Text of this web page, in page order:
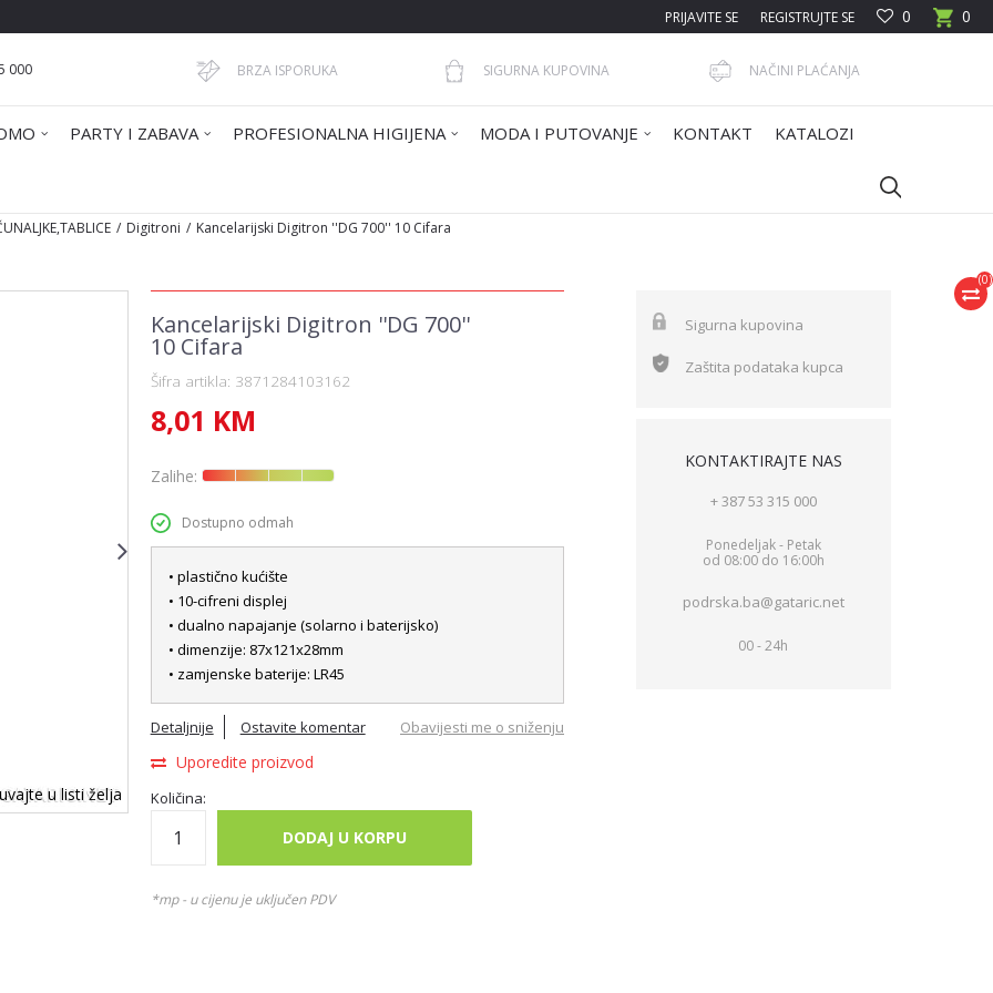
0
0
PRIJAVITE SE REGISTRUJTE SE
000 BRZA ISPORUKA SIGURNA KUPOVINA NAČINI PLAĆANJA
PARTY I ZABAVA PROFESIONALNA HIGIJENA MODA I PUTOVANJE KONTAKT KATALOZI
(0)
Digitroni Kancelarijski Digitron ''DG 700'' 10 Cifara
u listi želja
Kancelarijski Digitron ''DG 700''
10 Cifara
Šifra artikla: 3871284103162
8,01 KM
Zalihe:
Dostupno odmah
• plastično kućište
• 10-cifreni displej
• dualno napajanje (solarno i baterijsko)
• dimenzije: 87x121x28mm
• zamjenske baterije: LR45
Detaljnije Ostavite komentar
Uporedite proizvod
Obavijesti me o sniženju
Količina:
DODAJ U KORPU
*mp - u cijenu je uključen PDV
Sigurna kupovina
Zaštita podataka kupca
KONTAKTIRAJTE NAS
+ 387 53 315 000
Ponedeljak - Petak
od 08:00 do 16:00h
podrska.ba@gataric.net
00 - 24h